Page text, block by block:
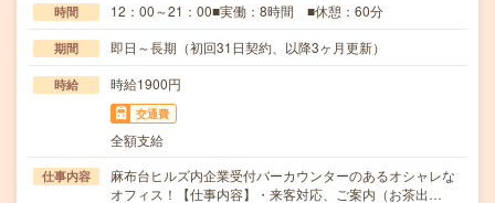
時間 12：00～21：00■実働：8時間 ■休憩：60分
期間 即日～長期（初回31日契約、以降3ヶ月更新）
時給 時給1900円
交通費
全額支給
仕事内容
麻布台ヒルズ内企業受付バーカウンターのあるオシャレな
オフィス！【仕事内容】・来客対応、ご案内（お茶出…